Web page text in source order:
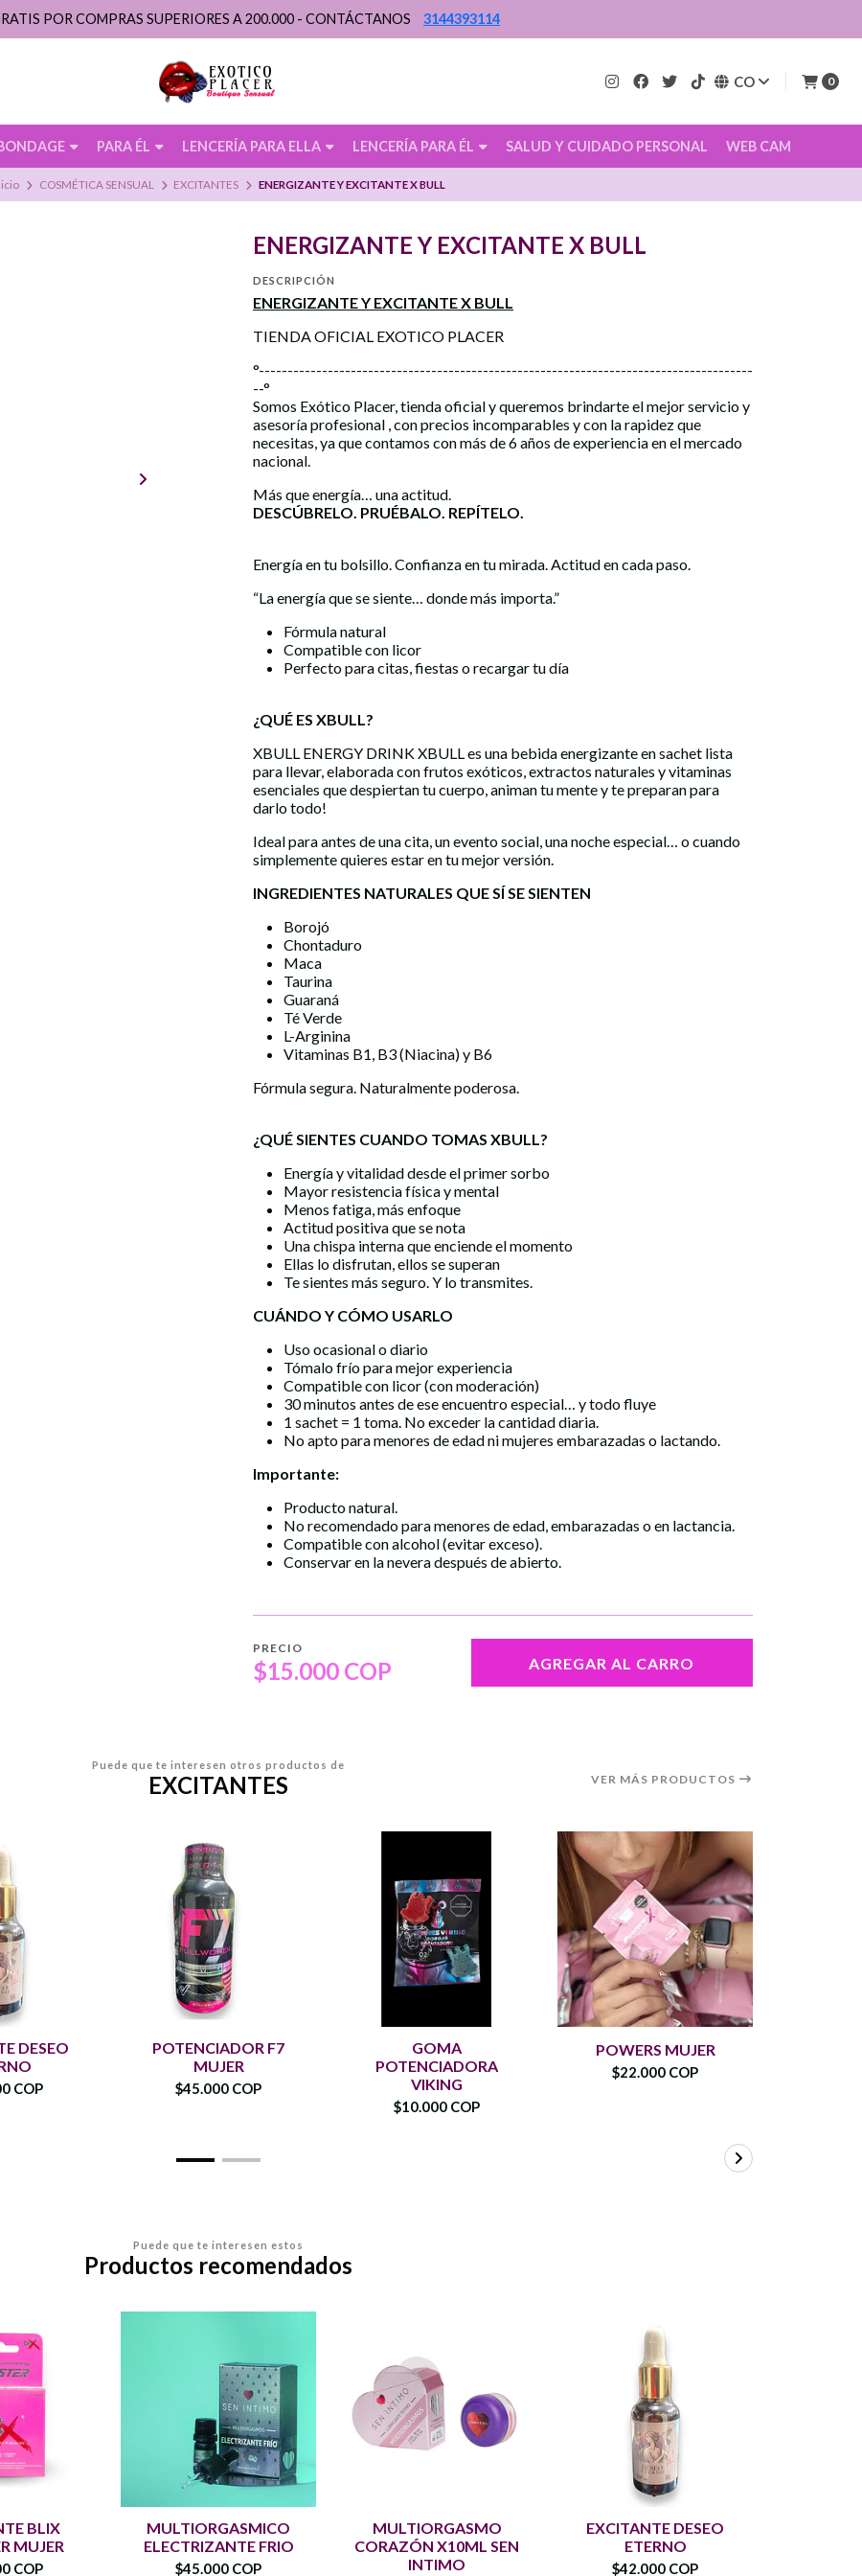
CO 0
PARA ÉL LENCERÍA PARA ELLA LENCERÍA PARA ÉL SALUD Y CUIDADO PERSONAL WEB CAM
POR COMPRAS SUPERIORES A 200.000 - CONTÁCTANOS 3144393114
COSMÉTICA SENSUAL EXCITANTES ENERGIZANTE Y EXCITANTE X BULL
ENERGIZANTE Y EXCITANTE X BULL
DESCRIPCIÓN
ENERGIZANTE Y EXCITANTE X BULL
TIENDA OFICIAL EXOTICO PLACER
°--------------------------------------------------------------------------------------
--°
Somos Exótico Placer, tienda oficial y queremos brindarte el mejor servicio y
asesoría profesional , con precios incomparables y con la rapidez que
necesitas, ya que contamos con más de 6 años de experiencia en el mercado
nacional.
Más que energía… una actitud.
DESCÚBRELO. PRUÉBALO. REPÍTELO.
Energía en tu bolsillo. Confianza en tu mirada. Actitud en cada paso.
“La energía que se siente… donde más importa.”
Fórmula natural
Compatible con licor
Perfecto para citas, fiestas o recargar tu día
¿QUÉ ES XBULL?
XBULL ENERGY DRINK XBULL es una bebida energizante en sachet lista
para llevar, elaborada con frutos exóticos, extractos naturales y vitaminas
esenciales que despiertan tu cuerpo, animan tu mente y te preparan para
darlo todo!
Ideal para antes de una cita, un evento social, una noche especial… o cuando
simplemente quieres estar en tu mejor versión.
INGREDIENTES NATURALES QUE SÍ SE SIENTEN
Borojó
Chontaduro
Maca
Taurina
Guaraná
Té Verde
L-Arginina
Vitaminas B1, B3 (Niacina) y B6
Fórmula segura. Naturalmente poderosa.
¿QUÉ SIENTES CUANDO TOMAS XBULL?
Energía y vitalidad desde el primer sorbo
Mayor resistencia física y mental
Menos fatiga, más enfoque
Actitud positiva que se nota
Una chispa interna que enciende el momento
Ellas lo disfrutan, ellos se superan
Te sientes más seguro. Y lo transmites.
CUÁNDO Y CÓMO USARLO
Uso ocasional o diario
Tómalo frío para mejor experiencia
Compatible con licor (con moderación)
30 minutos antes de ese encuentro especial… y todo fluye
1 sachet = 1 toma. No exceder la cantidad diaria.
No apto para menores de edad ni mujeres embarazadas o lactando.
Importante:
Producto natural.
No recomendado para menores de edad, embarazadas o en lactancia.
Compatible con alcohol (evitar exceso).
Conservar en la nevera después de abierto.
PRECIO
$15.000 COP AGREGAR AL CARRO
Puede que te interesen otros productos de
EXCITANTES VER MÁS PRODUCTOS
DESEO
COP
POTENCIADOR F7
MUJER
$45.000 COP
GOMA
POTENCIADORA
VIKING
$10.000 COP
POWERS MUJER
$22.000 COP
Puede que te interesen estos
Productos recomendados
BLIX
MUJER
COP
MULTIORGASMICO
ELECTRIZANTE FRIO
$45.000 COP
MULTIORGASMO
CORAZÓN X10ML SEN
INTIMO
EXCITANTE DESEO
ETERNO
$42.000 COP